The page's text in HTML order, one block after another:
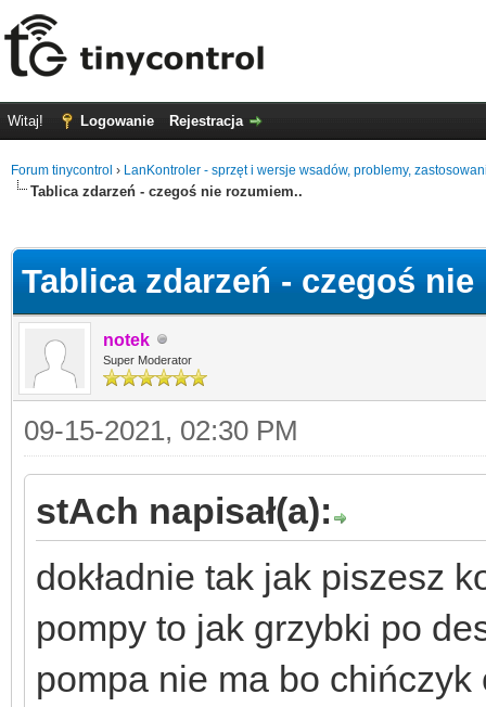
Witaj! Logowanie Rejestracja
Forum tinycontrol › LanKontroler - sprzęt i wersje wsadów, problemy,
Tablica zdarzeń - czegoś nie rozumiem..
Tablica zdarzeń - czegoś
notek
Super Moderator
09-15-2021, 02:30 PM
stAch napisał(a):
dokładnie tak jak piszesz
pompy to jak grzybki po
pompa nie ma bo